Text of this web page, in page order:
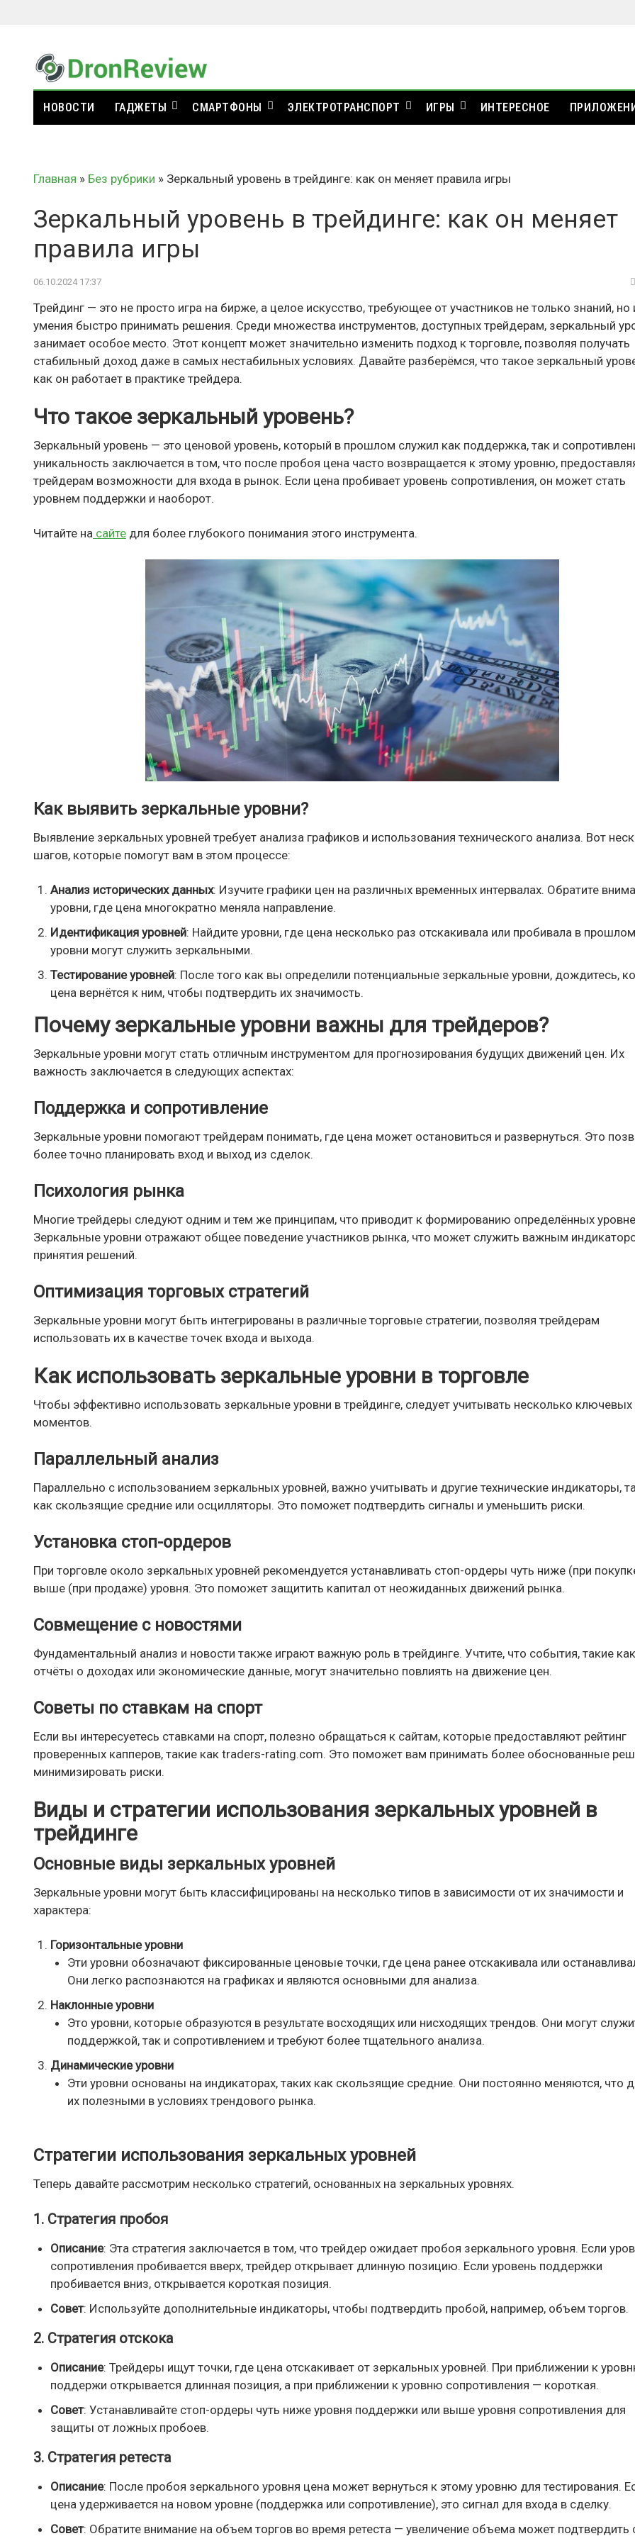
НОВОСТИ ГАДЖЕТЫ СМАРТФОНЫ ЭЛЕКТРОТРАНСПОРТ ИГРЫ ИНТЕРЕСНОЕ
Главная » Без рубрики » Зеркальный уровень в трейдинге: как он меняет правила игры
Зеркальный уровень в трейдинге: как он меняет
правила игры
06.10.2024 17:37
Трейдинг — это не просто игра на бирже, а целое искусство, требующее от участников не только знаний, но
умения быстро принимать решения. Среди множества инструментов, доступных трейдерам, зеркальный
занимает особое место. Этот концепт может значительно изменить подход к торговле, позволяя получать
стабильный доход даже в самых нестабильных условиях. Давайте разберёмся, что такое зеркальный
как он работает в практике трейдера.
Что такое зеркальный уровень?
Зеркальный уровень — это ценовой уровень, который в прошлом служил как поддержка, так и
уникальность заключается в том, что после пробоя цена часто возвращается к этому уровню,
трейдерам возможности для входа в рынок. Если цена пробивает уровень сопротивления, он может стать
уровнем поддержки и наоборот.
Читайте на сайте для более глубокого понимания этого инструмента.
Как выявить зеркальные уровни?
Выявление зеркальных уровней требует анализа графиков и использования технического анализа. Вот
шагов, которые помогут вам в этом процессе:
Анализ исторических данных: Изучите графики цен на различных временных интервалах. Обратите
уровни, где цена многократно меняла направление.
Идентификация уровней: Найдите уровни, где цена несколько раз отскакивала или пробивала в
уровни могут служить зеркальными.
Тестирование уровней: После того как вы определили потенциальные зеркальные уровни, дождитесь,
цена вернётся к ним, чтобы подтвердить их значимость.
Почему зеркальные уровни важны для трейдеров?
Зеркальные уровни могут стать отличным инструментом для прогнозирования будущих движений цен. Их
важность заключается в следующих аспектах:
Поддержка и сопротивление
Зеркальные уровни помогают трейдерам понимать, где цена может остановиться и развернуться. Это
более точно планировать вход и выход из сделок.
Психология рынка
Многие трейдеры следуют одним и тем же принципам, что приводит к формированию определённых
Зеркальные уровни отражают общее поведение участников рынка, что может служить важным
принятия решений.
Оптимизация торговых стратегий
Зеркальные уровни могут быть интегрированы в различные торговые стратегии, позволяя трейдерам
использовать их в качестве точек входа и выхода.
Как использовать зеркальные уровни в торговле
Чтобы эффективно использовать зеркальные уровни в трейдинге, следует учитывать несколько ключевых
моментов.
Параллельный анализ
Параллельно с использованием зеркальных уровней, важно учитывать и другие технические индикаторы,
как скользящие средние или осцилляторы. Это поможет подтвердить сигналы и уменьшить риски.
Установка стоп-ордеров
При торговле около зеркальных уровней рекомендуется устанавливать стоп-ордеры чуть ниже (при
выше (при продаже) уровня. Это поможет защитить капитал от неожиданных движений рынка.
Совмещение с новостями
Фундаментальный анализ и новости также играют важную роль в трейдинге. Учтите, что события, такие как
отчёты о доходах или экономические данные, могут значительно повлиять на движение цен.
Советы по ставкам на спорт
Если вы интересуетесь ставками на спорт, полезно обращаться к сайтам, которые предоставляют рейтинг
проверенных капперов, такие как traders-rating.com. Это поможет вам принимать более обоснованные
минимизировать риски.
Виды и стратегии использования зеркальных уровней в
трейдинге
Основные виды зеркальных уровней
Зеркальные уровни могут быть классифицированы на несколько типов в зависимости от их значимости и
характера:
Горизонтальные уровни
Эти уровни обозначают фиксированные ценовые точки, где цена ранее отскакивала или
Они легко распознаются на графиках и являются основными для анализа.
Наклонные уровни
Это уровни, которые образуются в результате восходящих или нисходящих трендов. Они могут
поддержкой, так и сопротивлением и требуют более тщательного анализа.
Динамические уровни
Эти уровни основаны на индикаторах, таких как скользящие средние. Они постоянно меняются, что
их полезными в условиях трендового рынка.
Стратегии использования зеркальных уровней
Теперь давайте рассмотрим несколько стратегий, основанных на зеркальных уровнях.
1. Стратегия пробоя
Описание: Эта стратегия заключается в том, что трейдер ожидает пробоя зеркального уровня. Если
сопротивления пробивается вверх, трейдер открывает длинную позицию. Если уровень поддержки
пробивается вниз, открывается короткая позиция.
Совет: Используйте дополнительные индикаторы, чтобы подтвердить пробой, например, объем торгов.
2. Стратегия отскока
Описание: Трейдеры ищут точки, где цена отскакивает от зеркальных уровней. При приближении к
поддержи открывается длинная позиция, а при приближении к уровню сопротивления — короткая.
Совет: Устанавливайте стоп-ордеры чуть ниже уровня поддержки или выше уровня сопротивления для
защиты от ложных пробоев.
3. Стратегия ретеста
Описание: После пробоя зеркального уровня цена может вернуться к этому уровню для тестирования.
цена удерживается на новом уровне (поддержка или сопротивление), это сигнал для входа в сделку.
Совет: Обратите внимание на объем торгов во время ретеста — увеличение объема может подтвердить